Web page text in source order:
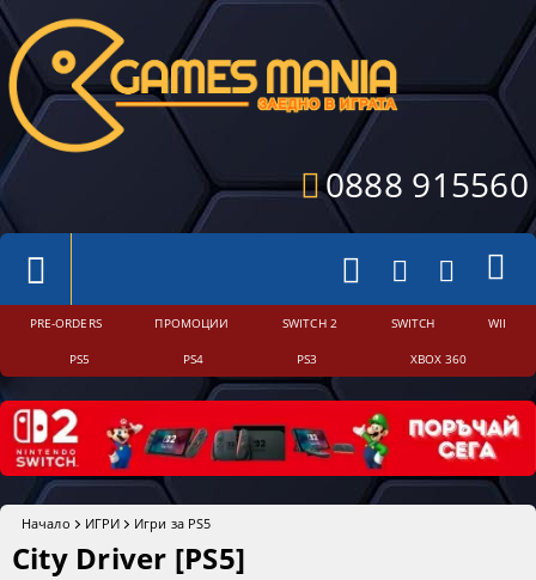
0888 915560
PRE-ORDERS ПРОМОЦИИ SWITCH 2 SWITCH WII
PS5 PS4 PS3 XBOX 360
Начало ИГРИ Игри за PS5
City Driver [PS5]